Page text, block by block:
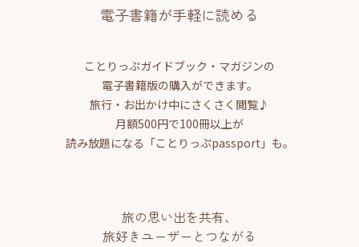
電子書籍が手軽に読める
ことりっぷガイドブック・マガジンの
電子書籍版の購入ができます。
旅行・お出かけ中にさくさく閲覧♪
月額500円で100冊以上が
読み放題になる「ことりっぷpassport」も。
旅の思い出を共有、
旅好きユーザーとつながる